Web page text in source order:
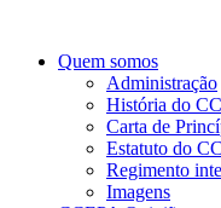
Quem somos
Administração
História do
Carta de
Estatuto do
Regimento
Imagens